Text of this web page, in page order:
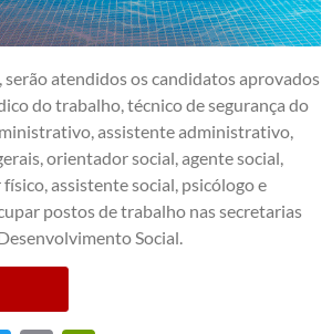
serão atendidos os candidatos aprovados
do trabalho, técnico de segurança do
assistente administrativo,
orientador social, agente social,
assistente social, psicólogo e
postos de trabalho nas secretarias
Social.